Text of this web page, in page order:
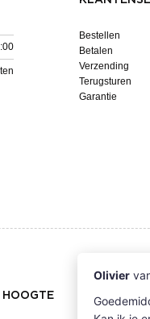
Bestellen
Betalen
Verzending
Terugsturen
Garantie
HOOGTE